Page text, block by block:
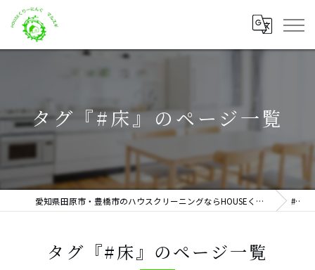
タグ『#床』のページ一覧
愛知県田原市・豊橋市のハウスクリーニングならHOUSEくりーにんぐ マルスギ #床
タグ『#床』のページ一覧